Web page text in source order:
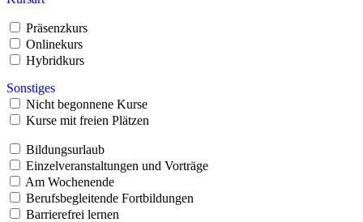
Präsenzkurs
Onlinekurs
Hybridkurs
Sonstiges
Nicht begonnene Kurse
Kurse mit freien Plätzen
Bildungsurlaub
Einzelveranstaltungen und Vorträge
Am Wochenende
Berufsbegleitende Fortbildungen
Barrierefrei lernen